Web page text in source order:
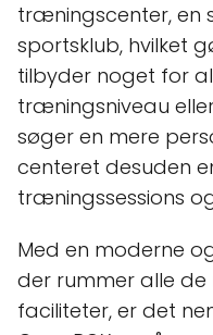
træningscenter, en
sportsklub, hvilket
tilbyder noget for
træningsniveau
søger en mere
centeret desuden
træningssessions
Med en moderne
der rummer alle
faciliteter, er det